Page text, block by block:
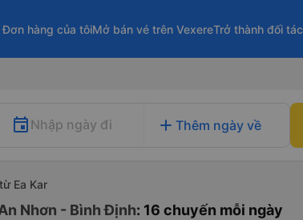
Đơn hàng của tôiMở bán vé trên VexereTrở thành đối tác
Nhập ngày đi add Thêm ngày về
Ea Kar
Nhơn - Bình Định: 16 chuyến mỗi ngày